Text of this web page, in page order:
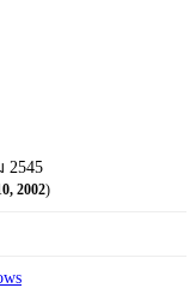
2545
2002)